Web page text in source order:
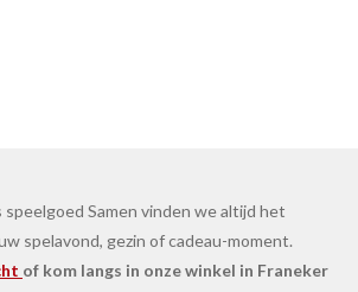
Samen vinden we altijd het
spelavond, gezin of cadeau-moment.
of kom langs in onze winkel in Franeker